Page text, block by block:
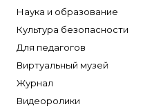
Наука и образование
Культура безопасности
Для педагогов
Виртуальный музей
Журнал
Видеоролики